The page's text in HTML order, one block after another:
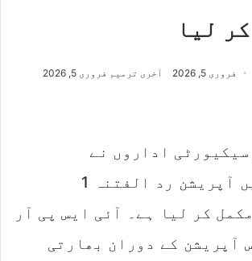
لیا
فروری 5, 2026 آخری ترمیم فروری 5, 2026
سیکیورٹی اداروں نے
بلوچستان میں آپریشن رد الفتنہ 1
کر لیا ہے۔ آئی ایس پی آر
آپریشن کے دوران بھارتی